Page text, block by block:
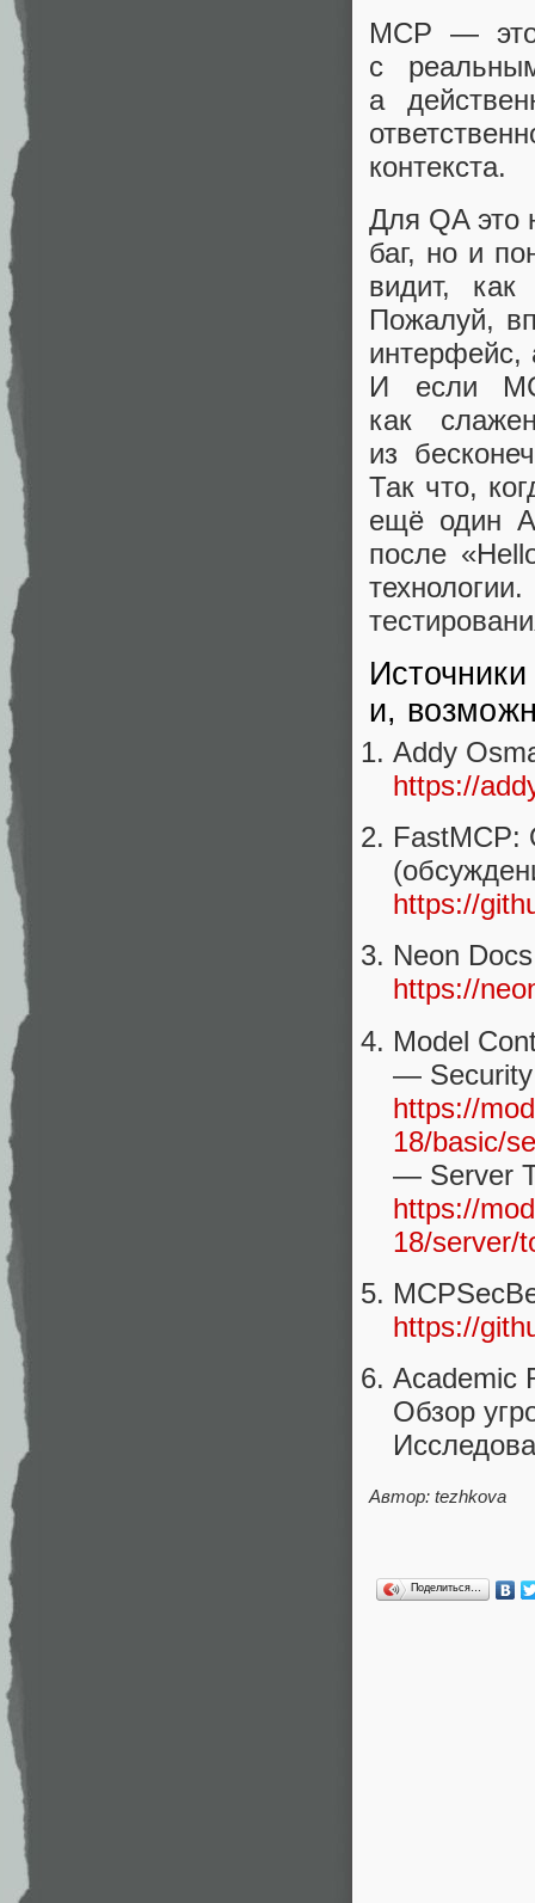
MCP —
с
а
контекста.
Для QA это
баг, но и
видит,
Пожалуй,
интерфейс,
И если
как
из
Так что,
ещё один
после
и,
Addy
https://
FastMCP:
https://
Neon
https://
Model
— Security
https://
18/basic/
— Server
https://
18/server/
https://
Academic
Обзор
Автор: tezhkova
Поделиться…